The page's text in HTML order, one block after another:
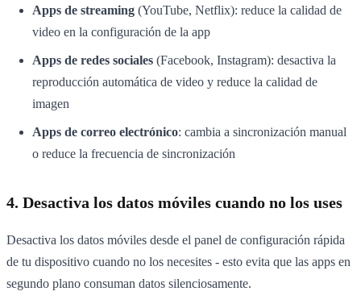
Apps de streaming (YouTube, Netflix): reduce la calidad de
video en la configuración de la app
Apps de redes sociales (Facebook, Instagram): desactiva la
reproducción automática de video y reduce la calidad de
imagen
Apps de correo electrónico: cambia a sincronización manual
o reduce la frecuencia de sincronización
4. Desactiva los datos móviles cuando no los uses
Desactiva los datos móviles desde el panel de configuración rápida
de tu dispositivo cuando no los necesites - esto evita que las apps en
segundo plano consuman datos silenciosamente.